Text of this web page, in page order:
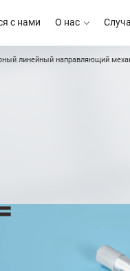
с нами О нас
линейный направляющий